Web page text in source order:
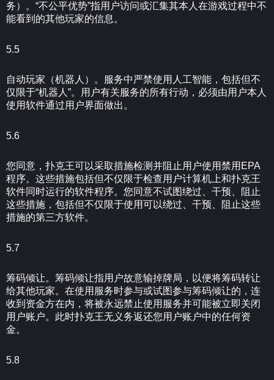
务）。“不公平优势”指用户访问或汇集其本人在游戏过程中不
能看到的其他玩家的信息。
5.5
自动玩家（机器人）。服务中严禁使用人工智能，包括但不
仅限于“机器人”。用户有关服务的所有行动，必须由用户本人
使用软件通过用户界面做出。
5.6
您同意，扑克王可以采取措施检测并阻止用户使用禁用EPA
程序。这些措施包括但不仅限于检查用户计算机上和扑克王
软件同时运行的软件程序。您同意不试图绕过、干预、阻止
这些措施，包括但不仅限于使用可以绕过、干预、阻止这些
措施的第三方软件。
5.7
筹码倾让。筹码倾让指用户故意输掉牌局，以便将筹码转让
给其他玩家。在使用服务时参与或试图参与筹码倾让的，连
收到资金方在内，将被永远禁止使用服务并可能被立即关闭
用户账户。此时扑克王无义务返还您用户账户中的任何资
金。
5.8